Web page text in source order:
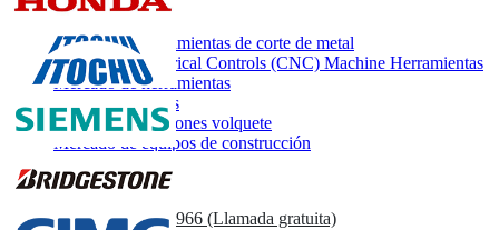
Informes relacionados
Mercado de herramientas de corte de metal
Computer Numerical Controls (CNC) Machine Herramientas
Mercado de herramientas
Mercado de grúas
Mercado de camiones volquete
Mercado de equipos de construcción
Contáctenos
US+1 833 909 2966 (Llamada gratuita)